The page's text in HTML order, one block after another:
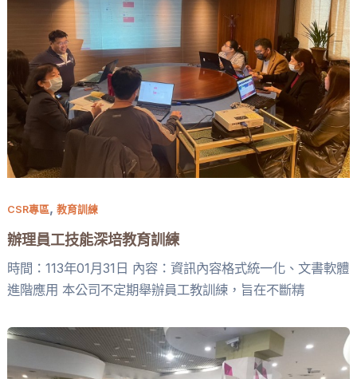
CSR專區, 教育訓練
辦理員工技能深培教育訓練
時間：113年01月31日 內容：資訊內容格式統一化、文書軟體
進階應用 本公司不定期舉辦員工教訓練，旨在不斷精